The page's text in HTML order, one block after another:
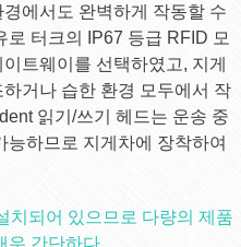
에서도 완벽하게 작동할 수
터크의 IP67 등급 RFID 모
트웨이를 선택하였고, 지게
거나 습한 환경 모두에서 작
읽기/쓰기 헤드는 운송 중
능하므로 지게차에 장착하여